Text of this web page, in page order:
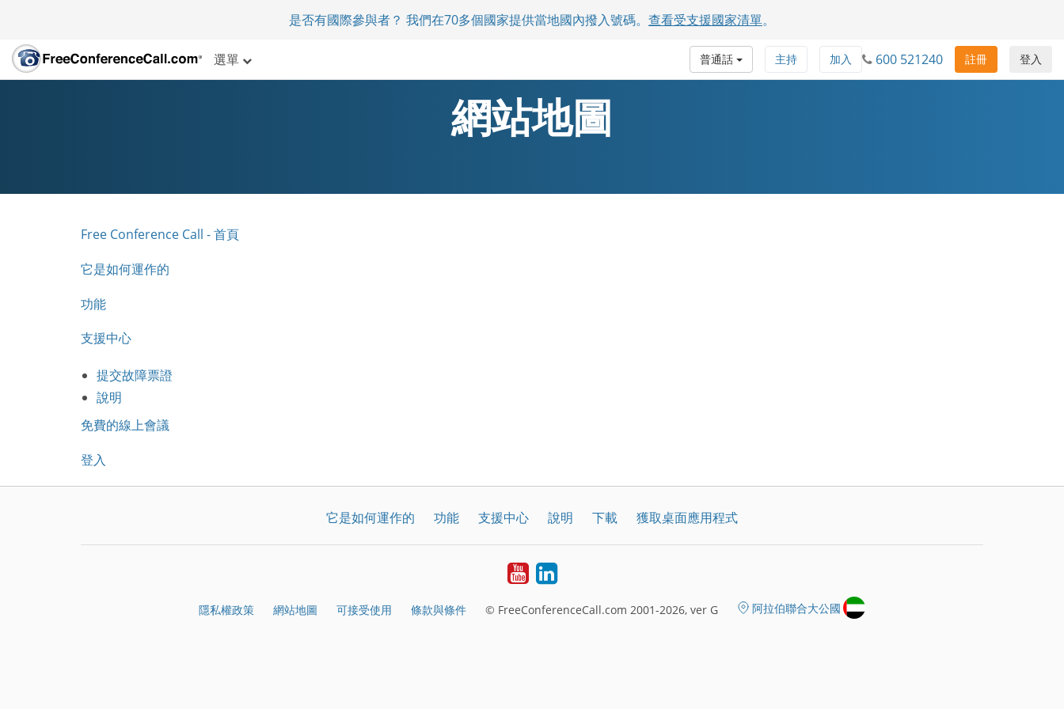
是否有國際參與者？ 我們在70多個國家提供當地國內撥入號碼。 查看受支援國家清單。
選單 登入
註冊
600 521240
加入
主持
普通話
網站地圖
Free Conference Call - 首頁
它是如何運作的
功能
支援中心
提交故障票證
說明
免費的線上會議
登入
它是如何運作的 功能 支援中心 說明 下載 獲取桌面應用程式
YouTubeLinkedIn
隱私權政策 網站地圖 可接受使用 條款與條件 © FreeConferenceCall.com 2001-2026, ver G 阿拉伯聯合大公國